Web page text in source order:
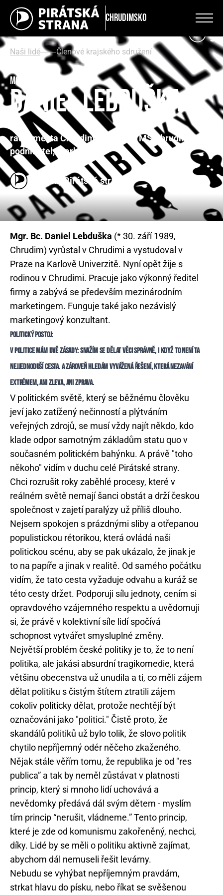
Chrudimsko
Naši lidé Členové krajského sdružení
Mgr. Bc.
Daniel Lebduška
radní města Chrudim, předseda MS Chrudimsko
podnikatel, marketér
Člen(ka) Pirátské strany
Mgr. Bc. Daniel Lebduška (* 30. září 1989,
Chrudim) vyrůstal v Chrudimi a vystudoval v
Praze na Karlově Univerzitě. Nyní opět žije s
rodinou v Chrudimi. Pracuje jako výkonný ředitel
firmy a zabývá se především mezinárodním
marketingem. Funguje také jako nezávislý
marketingový konzultant.
POLITICKÝ POSTOJ:
V POLITICE MÁM DVĚ ZÁSADY: SNAŽÍM SE DĚLAT VĚCI SPRÁVNĚ, I KDYŽ TO NENÍ TA
NEJJEDNODUŠÍ CESTA. A ZÁROVEŇ HLEDÁM VYVÁŽENÁ ŘEŠENÍ, KTERÁ NEZAVÁNÍ
EXTRÉMEM, ANI ZLEVA, ANI ZPRAVA.
V politickém světě, který se běžnému člověku
jeví jako zatížený nečinností a plýtváním
veřejných zdrojů, se musí vždy najít někdo, kdo
klade odpor samotným základům statu quo v
současném politickém bahýnku. A právě "toho
někoho" vidím v duchu celé Pirátské strany.
Chci rozrušit roky zaběhlé procesy, které v
reálném světě nemají šanci obstát a drží českou
společnost v zajetí paralýzy už příliš dlouho.
Nejsem spokojen s prázdnými sliby a otřepanou
populistickou rétorikou, která ovládá naši
politickou scénu, aby se pak ukázalo, že jinak je
to na papíře a jinak v realitě. Od samého počátku
vidím, že tato cesta vyžaduje odvahu a kuráž se
této cesty držet. Podporuji sílu jednoty, cením si
opravdového vzájemného respektu a uvědomuji
si, že právě v kolektivní síle lidí spočívá
schopnost vytvářet smysluplné změny.
Největší problém české politiky je to, že to není
politika, ale jakási absurdní tragikomedie, která
většinu obecenstva už unudila a ti, co měli zájem
dělat politiku s čistým štítem ztratili zájem
cokoliv politicky dělat, protože nechtějí být
označováni jako "politici." Čistě proto, že
skandálů politiků už bylo tolik, že slovo politik
chytilo nepříjemný odér něčeho zkaženého.
Nějak stále věřím tomu, že republika je od "res
publica” a tak by neměl zůstávat v platnosti
princip, který si mnoho lidí uchovává a
nevědomky předává dál svým dětem - myslím
tím princip “nerušit, vládneme.” Tento princip,
které je zde od komunismu zakořeněný, nechci,
díky. Lidé by se měli o politiku aktivně zajímat,
abychom dál nemuseli řešit levárny.
Nebudu se vyhýbat nepříjemným pravdám,
strkat hlavu do písku, nebo říkat se svěšenou